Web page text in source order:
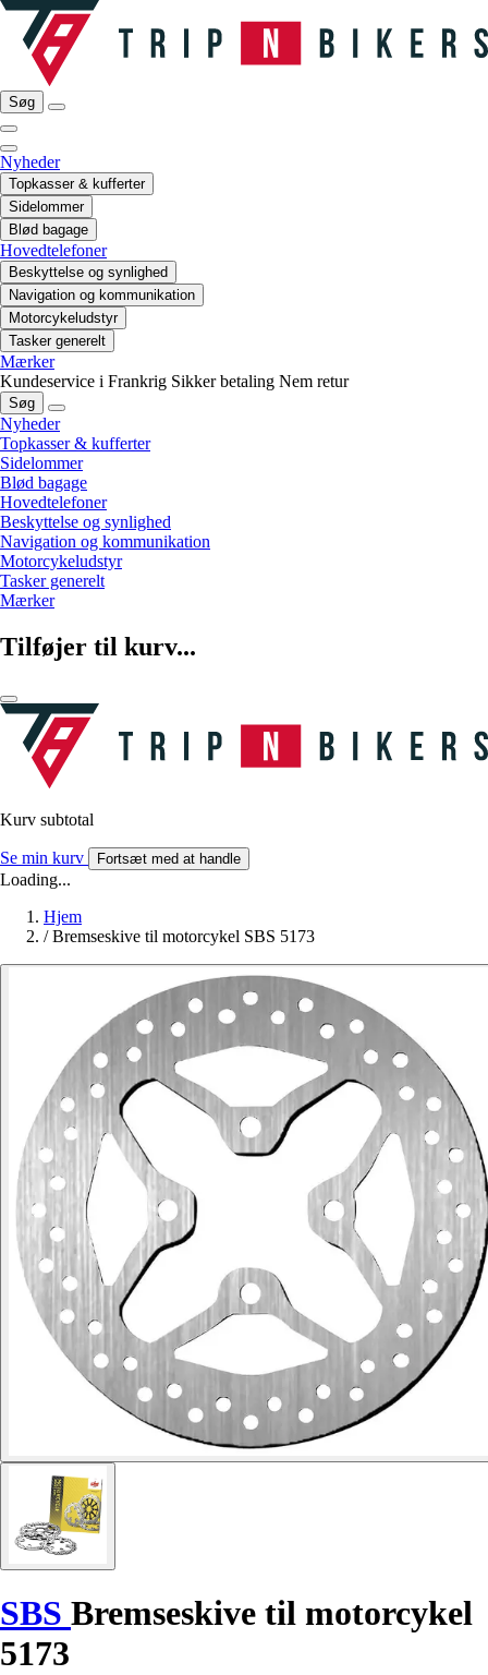
Søg
Nyheder
Topkasser & kufferter
Sidelommer
Blød bagage
Hovedtelefoner
Beskyttelse og synlighed
Navigation og kommunikation
Motorcykeludstyr
Tasker generelt
Mærker
Kundeservice i Frankrig Sikker betaling Nem retur
Søg
Nyheder
Topkasser & kufferter
Sidelommer
Blød bagage
Hovedtelefoner
Beskyttelse og synlighed
Navigation og kommunikation
Motorcykeludstyr
Tasker generelt
Mærker
Tilføjer til kurv...
Kurv subtotal
Se min kurv Fortsæt med at handle
Loading...
Hjem
/ Bremseskive til motorcykel SBS 5173
SBS Bremseskive til motorcykel
5173